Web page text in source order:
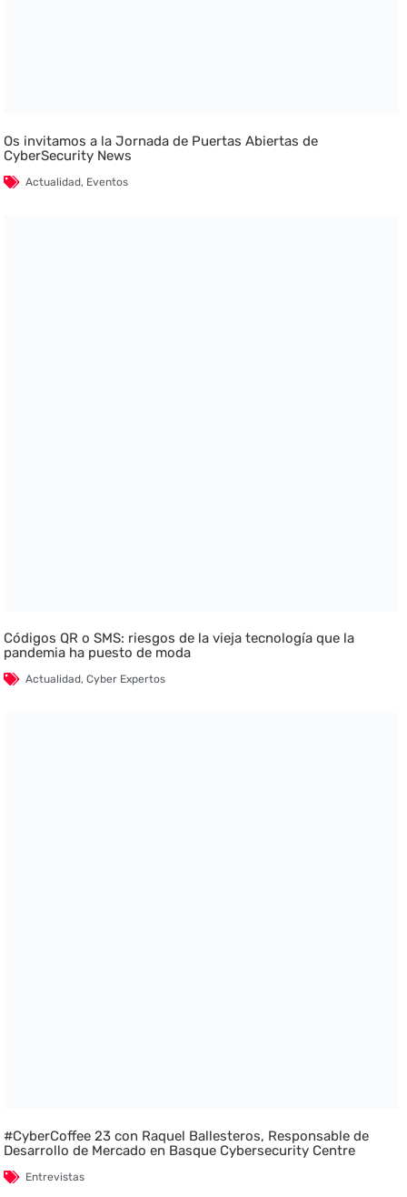
Os invitamos a la Jornada de Puertas Abiertas de
CyberSecurity News
Actualidad, Eventos
Códigos QR o SMS: riesgos de la vieja tecnología que la
pandemia ha puesto de moda
Actualidad,Cyber Expertos
#CyberCoffee 23 con Raquel Ballesteros, Responsable de
Desarrollo de Mercado en Basque Cybersecurity Centre
Entrevistas